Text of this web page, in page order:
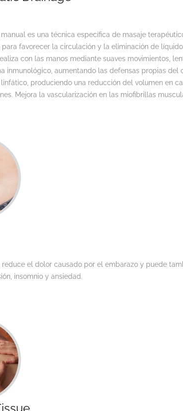
es una técnica específica de masaje
favorecer la circulación y la eliminación de
con las manos mediante suaves movimientos,
inmunológico, aumentando las defensas propias del
produciendo una reducción del volumen en
Mejora la vascularización en las miofibrillas
reduce el dolor causado por el embarazo y puede
insomnio y ansiedad.